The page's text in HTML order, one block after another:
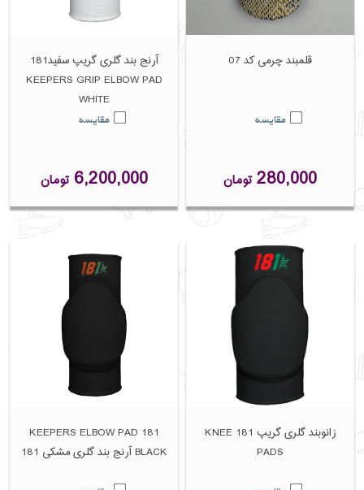
قلمبند چرمی کد 07
مقایسه
280,000 تومان
آرنج بند گلری گریپ سفید181
KEEPERS GRIP ELBOW PAD
WHITE
مقایسه
6,200,000 تومان
زانوبند گلری گریپ 181 KNEE
PADS
181 KEEPERS ELBOW PAD
BLACK آرنج بند گلری مشکی 181